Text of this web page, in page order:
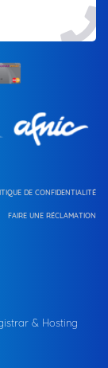
DE CONFIDENTIALITÉ
FAIRE UNE RÉCLAMATION
& Hosting